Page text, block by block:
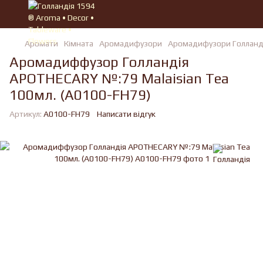
Аромати Кімната Аромадифузори Аромадифузори
Аромадиффузор Голландія
APOTHECARY №:79 Malaisian Tea
100мл. (A0100-FH79)
Артикул: A0100-FH79 Написати відгук